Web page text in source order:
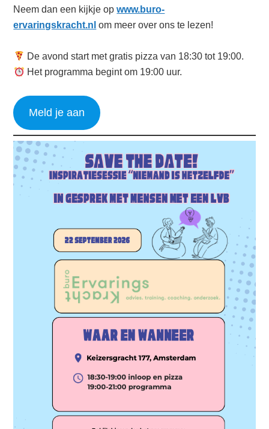
Neem dan een kijkje opwww.buro-
ervaringskracht.nl om meer over ons te lezen!
De avond start met gratis pizza van 18:30 tot 19:00.
Het programma begint om 19:00 uur.
Meld je aan